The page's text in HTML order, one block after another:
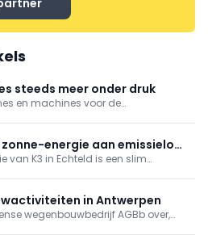
steeds meer onder druk
en machines voor de
problemen wegen op de
energie aan emissieloos
van K3 in Echteld is een slim
in Antwerpen
wegenbouwbedrijf AGBb over,